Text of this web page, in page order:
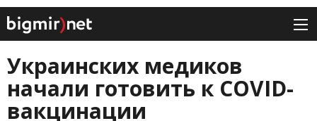
Украинских медиков
начали готовить к COVID-
вакцинации